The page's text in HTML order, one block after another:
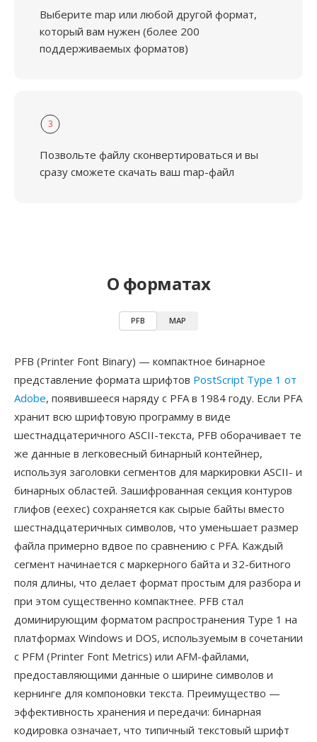
Выберите map или любой другой формат,
который вам нужен (более 200
поддерживаемых форматов)
3
Позвольте файлу сконвертироваться и вы
сразу сможете скачать ваш map-файл
О форматах
PFB MAP
PFB (Printer Font Binary) — компактное бинарное
представление формата шрифтов PostScript Type 1 от
Adobe, появившееся наряду с PFA в 1984 году. Если PFA
хранит всю шрифтовую программу в виде
шестнадцатеричного ASCII-текста, PFB оборачивает те
же данные в легковесный бинарный контейнер,
используя заголовки сегментов для маркировки ASCII- и
бинарных областей. Зашифрованная секция контуров
глифов (eexec) сохраняется как сырые байты вместо
шестнадцатеричных символов, что уменьшает размер
файла примерно вдвое по сравнению с PFA. Каждый
сегмент начинается с маркерного байта и 32-битного
поля длины, что делает формат простым для разбора и
при этом существенно компактнее. PFB стал
доминирующим форматом распространения Type 1 на
платформах Windows и DOS, используемым в сочетании
с PFM (Printer Font Metrics) или AFM-файлами,
предоставляющими данные о ширине символов и
кернинге для компоновки текста. Преимущество —
эффективность хранения и передачи: бинарная
кодировка означает, что типичный текстовый шрифт